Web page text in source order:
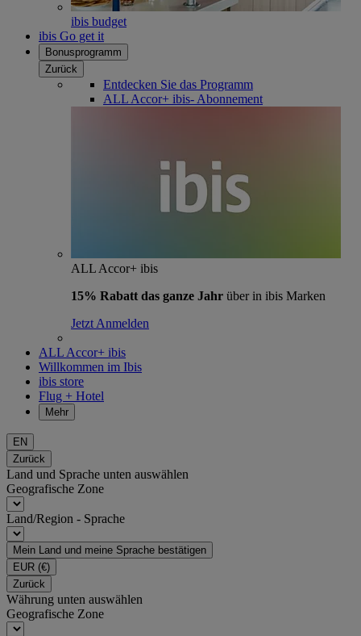
ibis budget
ibis Go get it
Bonusprogramm
Zurück
Entdecken Sie das Programm
ALL Accor+ ibis- Abonnement
ALL Accor+ ibis
15% Rabatt das ganze Jahr über in ibis Marken
Jetzt Anmelden
ALL Accor+ ibis
Willkommen im Ibis
ibis store
Flug + Hotel
Mehr
EN
Zurück
Land und Sprache unten auswählen
Geografische Zone
Land/Region - Sprache
Mein Land und meine Sprache bestätigen
EUR (€)
Zurück
Währung unten auswählen
Geografische Zone